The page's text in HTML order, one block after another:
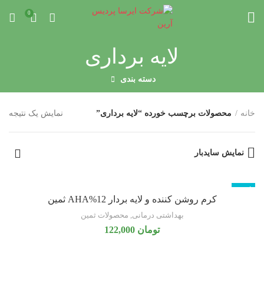
0
لایه برداری
دسته بندی
خانه محصولات برچسب خورده “لایه برداری” نمایش یک نتیجه
نمایش سایدبار
ناموجود
کرم روشن کننده و لایه بردار 12%AHA ثمین
بهداشتی درمانی, محصولات ثمین
تومان